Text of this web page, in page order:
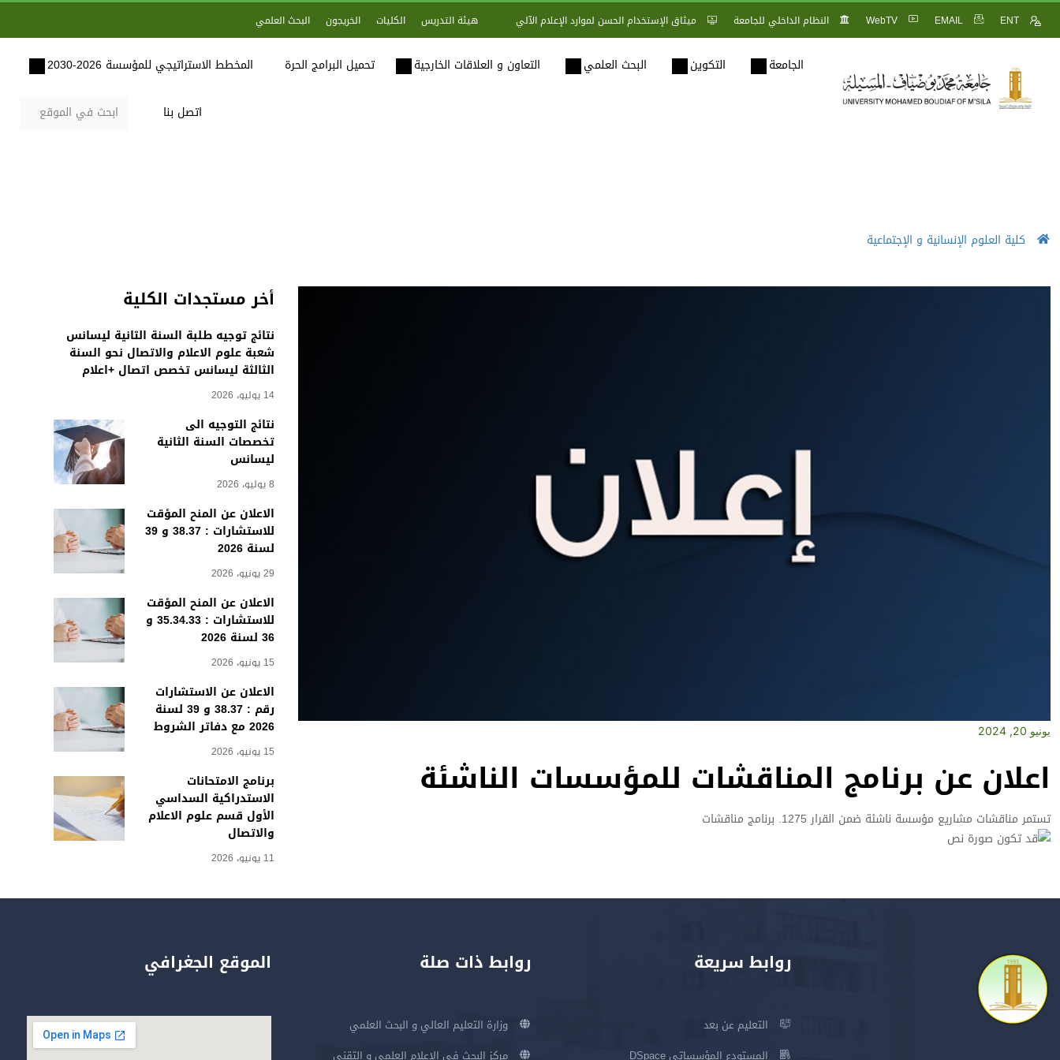
ENT
EMAIL
WebTV النظام الداخلي للجامعة ميثاق الإستخدام الحسن لموارد الإعلام الآلي هيئة التدريس الكليات الخريجون البحث العلمي
الجامعة التكوين البحث العلمي التعاون و العلاقات الخارجية تحميل البرامج الحرة المخطط الاستراتيجي للمؤسسة 2026-2030
اتصل بنا
كلية العلوم الإنسانية و الإجتماعية
أخر مستجدات الكلية
نتائج توجيه طلبة السنة الثانية ليسانس
شعبة علوم الاعلام والاتصال نحو السنة
الثالثة ليسانس تخصص اتصال +اعلام
14 يوليو، 2026
نتائج التوجيه الى
تخصصات السنة الثانية
ليسانس
8 يوليو، 2026
الاعلان عن المنح المؤقت
للاستشارات : 38.37 و 39
لسنة 2026
29 يونيو، 2026
الاعلان عن المنح المؤقت
للاستشارات : 35.34.33 و
36 لسنة 2026
15 يونيو، 2026
الاعلان عن الاستشارات
رقم : 38.37 و 39 لسنة
2026 مع دفاتر الشروط
15 يونيو، 2026
برنامج الامتحانات
الاستدراكية السداسي
الأول قسم علوم الاعلام
والاتصال
11 يونيو، 2026
يونيو 20, 2024
اعلان عن برنامج المناقشات للمؤسسات الناشئة
تستمر مناقشات مشاريع مؤسسة ناشئة ضمن القرار 1275. برنامج مناقشات
روابط سريعة
التعليم عن بعد
المستودع المؤسساتي DSpace
روابط ذات صلة
وزارة التعليم العالي و البحث العلمي
مركز البحث في الإعلام العلمي و التقني
الموقع الجغرافي